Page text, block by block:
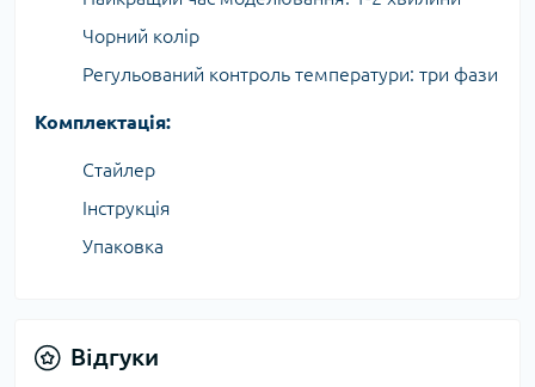
Чорний колір
Регульований контроль температури: три фази
Комплектація:
Стайлер
Інструкція
Упаковка
Відгуки